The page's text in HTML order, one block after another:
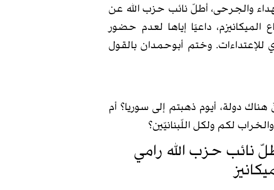
والجرحى، أطلّ نائب حزب الله عن
داعيًا إياها لعدم حضور
وختم أبوحمدان بالقول
دولة، أيوم ذهبتم إلى سوريا؟ أم
لكم ولكل اللّبنانيّين؟
نائب حزب الله رامي